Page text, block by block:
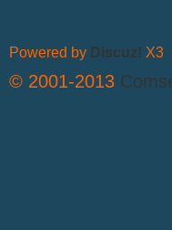
Powered by Discuz! X3
© 2001-2013